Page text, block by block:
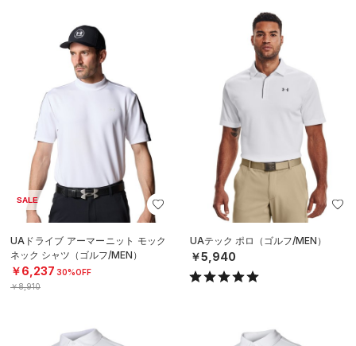
SALE
UAドライブ アーマーニット モック
ネック シャツ（ゴルフ/MEN）
￥6,237 30%OFF
￥8,910
UAテック ポロ（ゴルフ/MEN）
￥5,940